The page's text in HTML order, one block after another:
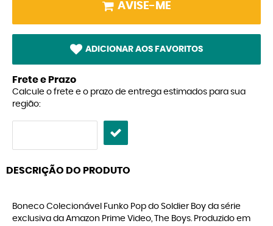
AVISE-ME
ADICIONAR AOS FAVORITOS
Frete e Prazo
Calcule o frete e o prazo de entrega estimados para sua
região:
DESCRIÇÃO DO PRODUTO
Boneco Colecionável Funko Pop do Soldier Boy da série
exclusiva da Amazon Prime Video, The Boys. Produzido em